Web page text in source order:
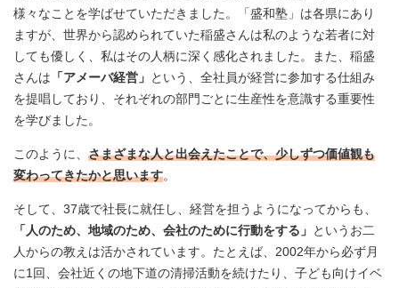
様々なことを学ばせていただきました。「盛和塾」は各県にあり
ますが、世界から認められていた稲盛さんは私のような若者に対
しても優しく、私はその人柄に深く感化されました。また、稲盛
さんは 「アメーバ経営」 という、全社員が経営に参加する仕組み
を提唱しており、それぞれの部門ごとに生産性を意識する重要性
を学びました。
このように、 さまざまな人と出会えたことで、少しずつ価値観も
変わってきたかと思います。
そして、37歳で社長に就任し、経営を担うようになってからも、
「人のため、地域のため、会社のために行動をする」 というお二
人からの教えは活かされています。たとえば、2002年から必ず月
に1回、会社近くの地下道の清掃活動を続けたり、子ども向けイベ